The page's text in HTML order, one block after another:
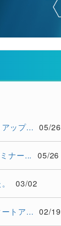
ップ... 05/26
ナー... 05/26
03/02
トア... 02/19